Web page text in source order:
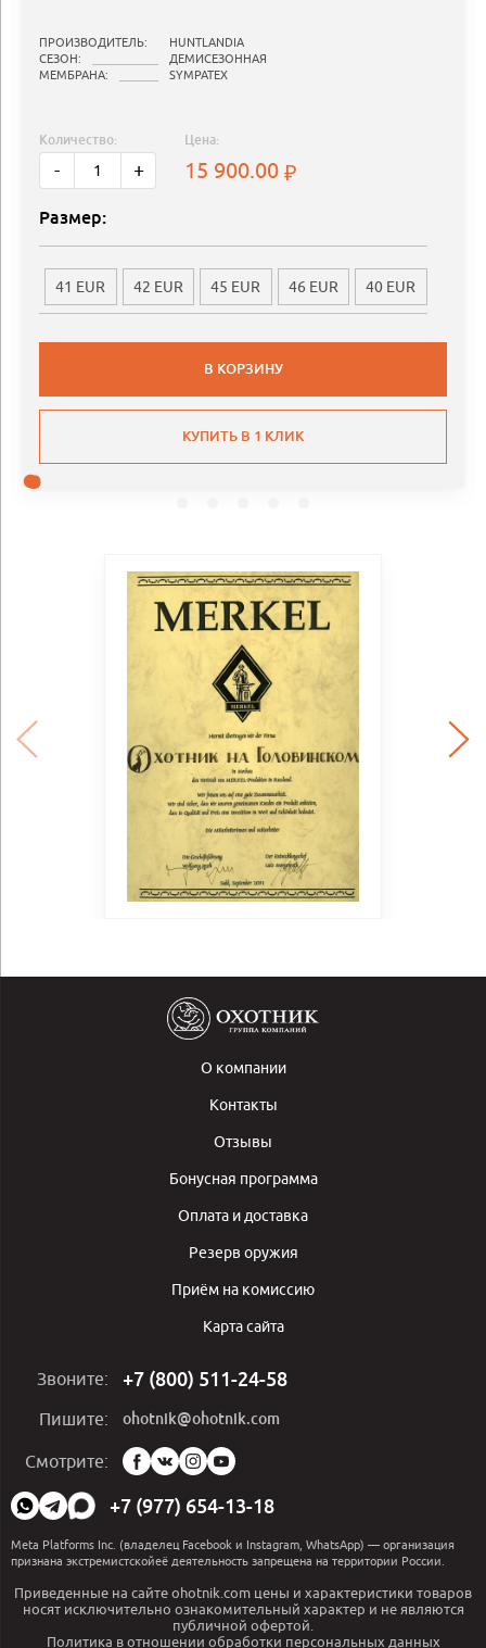
ПРОИЗВОДИТЕЛЬ:
HUNTLANDIA
СЕЗОН:
ДЕМИСЕЗОННАЯ
МЕМБРАНА:
SYMPATEX
Количество:
- +
Цена:
15 900.00
Размер:
41 EUR 42 EUR 45 EUR 46 EUR 40 EUR
В КОРЗИНУ
КУПИТЬ В 1 КЛИК
О компании
Контакты
Отзывы
Бонусная программа
Оплата и доставка
Резерв оружия
Приём на комиссию
Карта сайта
Звоните: +7 (800) 511-24-58
Пишите: ohotnik@ohotnik.com
Смотрите:
Мы
в
социальных
сетях:
+7 (977) 654-13-18
Meta Platforms Inc. (владелец Facebook и Instagram, WhatsApp) — организация
признана экстремистскойеё деятельность запрещена на территории России.
Приведенные на сайте ohotnik.com цены и характеристики товаров
носят исключительно ознакомительный характер и не являются
публичной офертой.
Политика в отношении обработки персональных данных